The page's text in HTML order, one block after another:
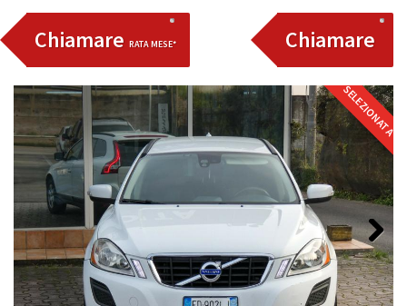
Chiamare RATA MESE* Chiamare
SELEZIONATA
Next